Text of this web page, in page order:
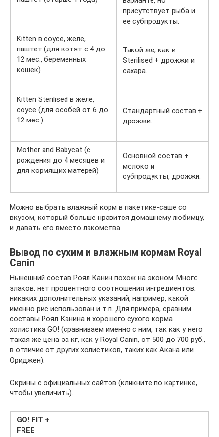
присутствует рыба и
ее субпродукты.
Kitten в соусе, желе,
паштет (для котят с 4 до
12 мес., беременных
кошек)
Такой же, как и
Sterilised + дрожжи и
сахара.
Kitten Sterilised в желе,
соусе (для особей от 6 до
12 мес.)
Стандартный состав +
дрожжи.
Mother and Babycat (с
рождения до 4 месяцев и
для кормящих матерей)
Основной состав +
молоко и
субпродукты, дрожжи.
Можно выбрать влажный корм в пакетике-саше со
вкусом, который больше нравится домашнему любимцу,
и давать его вместо лакомства.
Вывод по сухим и влажным кормам Royal
Canin
Нынешний состав Роял Канин похож на эконом. Много
злаков, нет процентного соотношения ингредиентов,
никаких дополнительных указаний, например, какой
именно рис использован и т.п. Для примера, сравним
составы Роял Канина и хорошего сухого корма
холистика GO! (сравниваем именно с ним, так как у него
такая же цена за кг, как у Royal Canin, от 500 до 700 руб.,
в отличие от других холистиков, таких как Акана или
Ориджен).
Скрины с официальных сайтов (кликните по картинке,
чтобы увеличить).
GO! FIT +
FREE